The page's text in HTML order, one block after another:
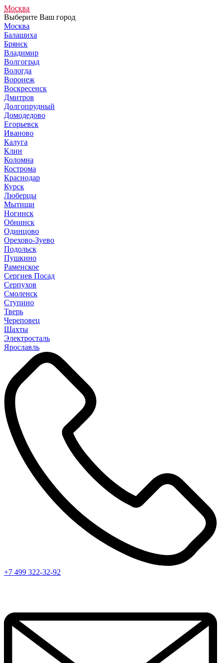
Москва
Выберите Ваш город
Москва
Балашиха
Брянск
Владимир
Волгоград
Вологда
Воронеж
Воскресенск
Дмитров
Долгопрудный
Домодедово
Егорьевск
Иваново
Калуга
Клин
Коломна
Кострома
Краснодар
Курск
Люберцы
Мытищи
Ногинск
Обнинск
Одинцово
Орехово-Зуево
Подольск
Пушкино
Раменское
Сергиев Посад
Серпухов
Смоленск
Ступино
Тверь
Череповец
Шахты
Электросталь
Ярославль
+7 499 322-32-92